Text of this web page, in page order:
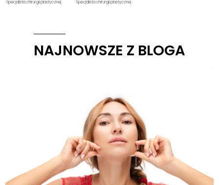
Specjalista chirurgii plastycznej Specjalista chirurgii plastycznej
NAJNOWSZE Z BLOGA